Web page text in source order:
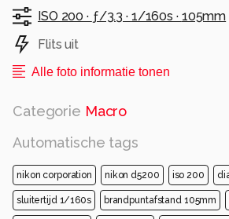
ISO 200 · ƒ/3.3 · 1/160s · 105mm
Flits uit
Alle foto informatie tonen
Categorie Macro
Automatische tags
nikon corporation nikon d5200 iso 200
sluitertijd 1/160s brandpuntafstand 105mm